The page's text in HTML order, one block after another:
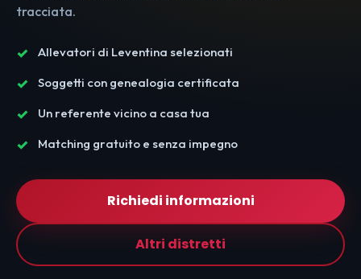
tracciata.
Allevatori di Leventina selezionati
Soggetti con genealogia certificata
Un referente vicino a casa tua
Matching gratuito e senza impegno
Richiedi informazioni
Altri distretti